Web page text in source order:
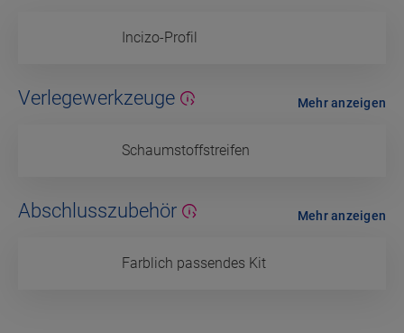
Incizo-Profil
Verlegewerkzeuge
Schaumstoffstreifen
Mehr anzeigen
Abschlusszubehör
Farblich passendes Kit
Mehr anzeigen